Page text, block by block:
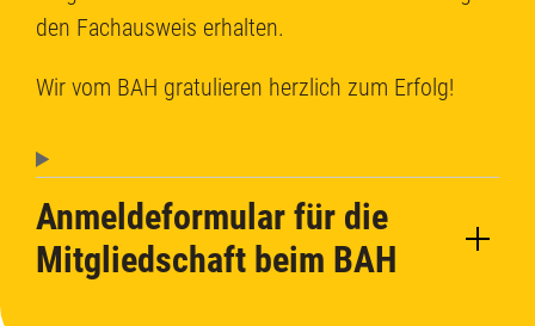
den Fachausweis erhalten.
Wir vom BAH gratulieren herzlich zum Erfolg!
Anmeldeformular für die
Mitgliedschaft beim BAH